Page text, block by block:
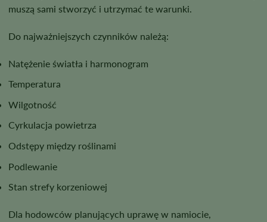
muszą sami stworzyć i utrzymać te warunki.
Do najważniejszych czynników należą:
Natężenie światła i harmonogram
Temperatura
Wilgotność
Cyrkulacja powietrza
Odstępy między roślinami
Podlewanie
Stan strefy korzeniowej
Dla hodowców planujących uprawę w namiocie,